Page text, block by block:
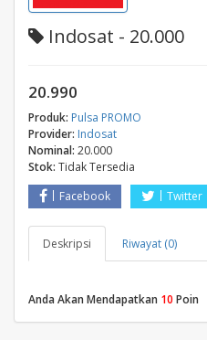
Indosat - 20.000
20.990
Produk: Pulsa PROMO
Provider: Indosat
Nominal: 20.000
Stok: Tidak Tersedia
Facebook
Twitter
Deskripsi Riwayat (0)
Anda Akan Mendapatkan 10 Poin